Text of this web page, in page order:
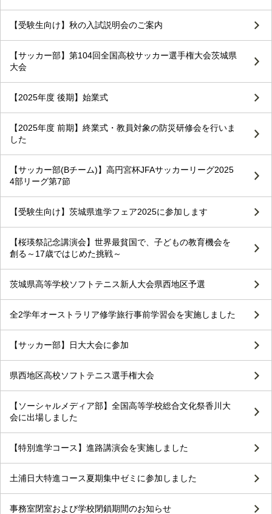
【受験生向け】秋の入試説明会のご案内
【サッカー部】第104回全国高校サッカー選手権大会茨城県
大会
【2025年度 後期】始業式
【2025年度 前期】終業式・教員対象の防災研修会を行いま
した
【サッカー部(Bチーム)】高円宮杯JFAサッカーリーグ2025
4部リーグ第7節
【受験生向け】茨城県進学フェア2025に参加します
【桜瑛祭記念講演会】世界最貧国で、子どもの教育機会を
創る～17歳ではじめた挑戦～
茨城県高等学校ソフトテニス新人大会県西地区予選
全2学年オーストラリア修学旅行事前学習会を実施しました
【サッカー部】日大大会に参加
県西地区高校ソフトテニス選手権大会
【ソーシャルメディア部】全国高等学校総合文化祭香川大
会に出場しました
【特別進学コース】進路講演会を実施しました
土浦日大特進コース夏期集中ゼミに参加しました
事務室閉室および学校閉鎖期間のお知らせ